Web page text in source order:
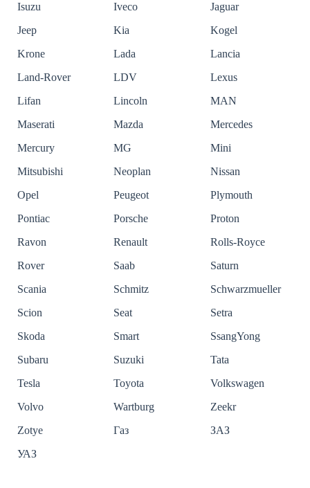
Isuzu
Iveco
Jaguar
Jeep
Kia
Kogel
Krone
Lada
Lancia
Land-Rover
LDV
Lexus
Lifan
Lincoln
MAN
Maserati
Mazda
Mercedes
Mercury
MG
Mini
Mitsubishi
Neoplan
Nissan
Opel
Peugeot
Plymouth
Pontiac
Porsche
Proton
Ravon
Renault
Rolls-Royce
Rover
Saab
Saturn
Scania
Schmitz
Schwarzmueller
Scion
Seat
Setra
Skoda
Smart
SsangYong
Subaru
Suzuki
Tata
Tesla
Toyota
Volkswagen
Volvo
Wartburg
Zeekr
Zotye
Газ
ЗАЗ
УАЗ